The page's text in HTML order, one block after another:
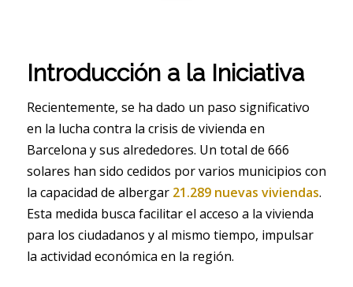
Introducción a la Iniciativa
Recientemente, se ha dado un paso significativo
en la lucha contra la crisis de vivienda en
Barcelona y sus alrededores. Un total de 666
solares han sido cedidos por varios municipios con
la capacidad de albergar 21.289 nuevas viviendas.
Esta medida busca facilitar el acceso a la vivienda
para los ciudadanos y al mismo tiempo, impulsar
la actividad económica en la región.